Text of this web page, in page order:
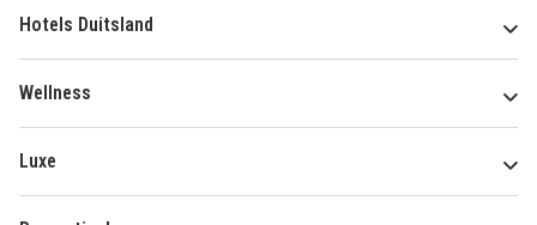
Hotels Duitsland
Wellness
Luxe